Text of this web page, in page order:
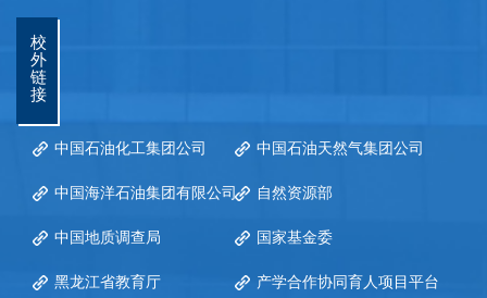
校
外
链
接
中国石油化工集团公司 中国石油天然气集团公司
中国海洋石油集团有限公司 自然资源部
中国地质调查局 国家基金委
黑龙江省教育厅 产学合作协同育人项目平台